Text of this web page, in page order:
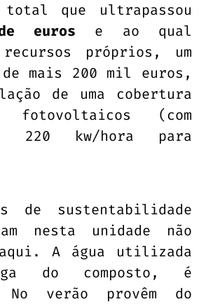
total que ultrapassou
euros e ao qual
próprios, um
mais 200 mil euros,
de uma cobertura
(com
220 kw/hora para
de sustentabilidade
nesta unidade não
A água utilizada
do composto, é
verão provêm do